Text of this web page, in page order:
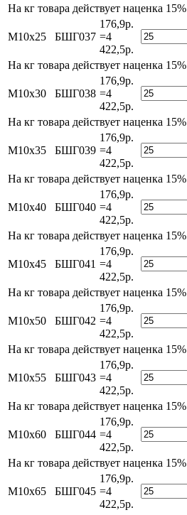
На кг товара действует наценка 15%
М10х25 БШГ037
176,9р.
=4
422,5р.
На кг товара действует наценка 15%
М10х30 БШГ038
176,9р.
=4
422,5р.
На кг товара действует наценка 15%
М10х35 БШГ039
176,9р.
=4
422,5р.
На кг товара действует наценка 15%
М10х40 БШГ040
176,9р.
=4
422,5р.
На кг товара действует наценка 15%
М10х45 БШГ041
176,9р.
=4
422,5р.
На кг товара действует наценка 15%
М10х50 БШГ042
176,9р.
=4
422,5р.
На кг товара действует наценка 15%
М10х55 БШГ043
176,9р.
=4
422,5р.
На кг товара действует наценка 15%
М10х60 БШГ044
176,9р.
=4
422,5р.
На кг товара действует наценка 15%
М10х65 БШГ045
176,9р.
=4
422,5р.